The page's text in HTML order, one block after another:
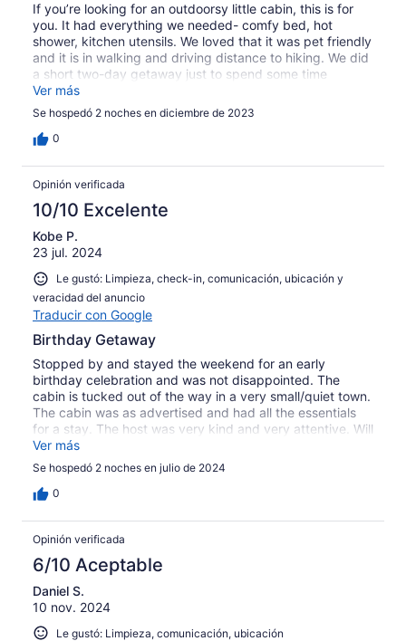
If you’re looking for an outdoorsy little cabin, this is for
you. It had everything we needed- comfy bed, hot
shower, kitchen utensils. We loved that it was pet friendly
and it is in walking and driving distance to hiking. We did
a short two-day getaway just to spend some time
outside and this fit our needs perfectly.
Ver más
Se hospedó 2 noches en diciembre de 2023
0
Opinión verificada
10/10 Excelente
Kobe P.
23 jul. 2024
Le gustó: Limpieza, check-in, comunicación, ubicación y
veracidad del anuncio
Traducir con Google
Birthday Getaway
Stopped by and stayed the weekend for an early
birthday celebration and was not disappointed. The
cabin is tucked out of the way in a very small/quiet town.
The cabin was as advertised and had all the essentials
for a stay. The host was very kind and very attentive. Will
be back soon :)
Ver más
Se hospedó 2 noches en julio de 2024
0
Opinión verificada
6/10 Aceptable
Daniel S.
10 nov. 2024
Le gustó: Limpieza, comunicación, ubicación